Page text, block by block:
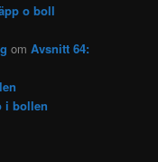
o boll
omAvsnitt 64:
i bollen